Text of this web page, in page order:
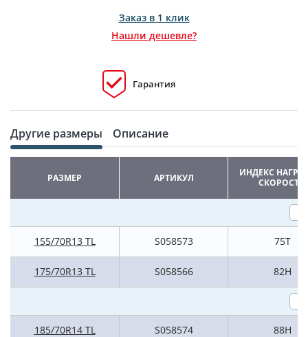
Заказ в 1 клик
Нашли дешевле?
Гарантия
Другие размеры Описание
РАЗМЕР АРТИКУЛ
ИНДЕКС
СКОРОСТИ
155/70R13 TL S058573 75T
175/70R13 TL S058566 82H
185/70R14 TL S058574 88H